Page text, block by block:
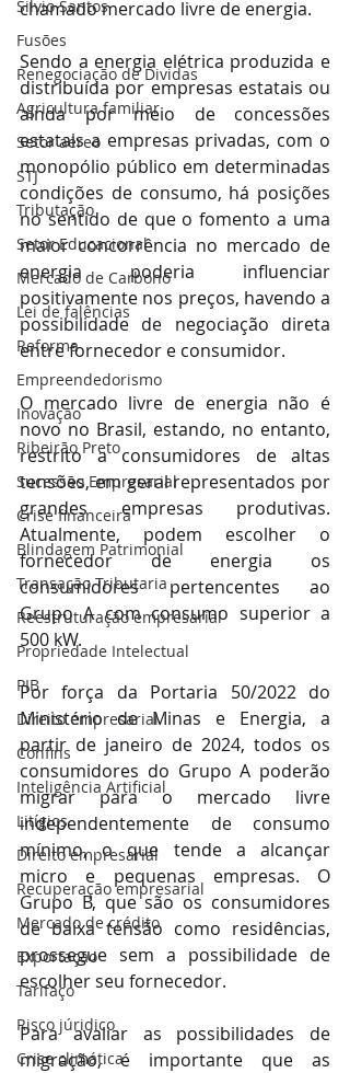
Silvio Santos
Fusões
Renegociação de Dividas
Agricultura familiar
Setor aéreo
STJ
Tributação
Setor Educacional
Mercado de Carbono
Lei de falências
Reforma
Empreendedorismo
Inovação
Ribeirão Preto
Sucessão Empresarial
Crise financeira
Blindagem Patrimonial
Transação Tributaria
Reestruturação empresarial
Propriedade Intelectual
PIB
Direito empresarial
Confins
Inteligência Artificial
Litígios
Direito empresarial
Recuperação empresarial
Mercado de crédito
Exportação
Tarifaço
Risco júridico
Crise climática
chamado mercado livre de energia.
Sendo a energia elétrica produzida e
distribuída por empresas estatais ou
ainda por meio de concessões
estatais a empresas privadas, com o
monopólio público em determinadas
condições de consumo, há posições
no sentido de que o fomento a uma
maior concorrência no mercado de
energia poderia influenciar
positivamente nos preços, havendo a
possibilidade de negociação direta
entre fornecedor e consumidor.
O mercado livre de energia não é
novo no Brasil, estando, no entanto,
restrito a consumidores de altas
tensões, em geral representados por
grandes empresas produtivas.
Atualmente, podem escolher o
fornecedor de energia os
consumidores pertencentes ao
Grupo A com consumo superior a
500 kW.
Por força da Portaria 50/2022 do
Ministério de Minas e Energia, a
partir de janeiro de 2024, todos os
consumidores do Grupo A poderão
migrar para o mercado livre
independentemente de consumo
mínimo, o que tende a alcançar
micro e pequenas empresas. O
Grupo B, que são os consumidores
de baixa tensão como residências,
prossegue sem a possibilidade de
escolher seu fornecedor.
Para avaliar as possibilidades de
migração, é importante que as